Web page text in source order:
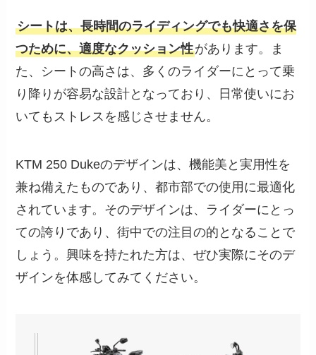
シートは、長時間のライディングでも快適さを保
つために、適度なクッション性があります。ま
た、シートの高さは、多くのライダーにとって乗
り降りが容易な設計となっており、日常使いにお
いてもストレスを感じさせません。
KTM 250 Dukeのデザインは、機能美と実用性を
兼ね備えたものであり、都市部での使用に最適化
されています。そのデザインは、ライダーにとっ
ての誇りであり、街中での注目の的となることで
しょう。興味を持たれた方は、ぜひ実際にそのデ
ザインを体感してみてください。